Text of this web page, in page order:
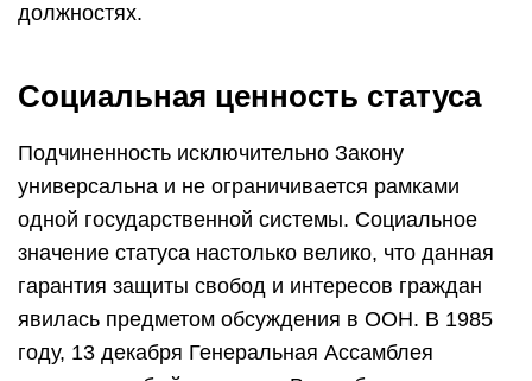
должностях.
Социальная ценность статуса
Подчиненность исключительно Закону
универсальна и не ограничивается рамками
одной государственной системы. Социальное
значение статуса настолько велико, что данная
гарантия защиты свобод и интересов граждан
явилась предметом обсуждения в ООН. В 1985
году, 13 декабря Генеральная Ассамблея